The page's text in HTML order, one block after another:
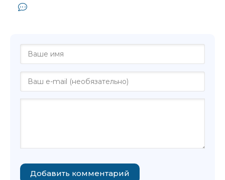
Добавить комментарий